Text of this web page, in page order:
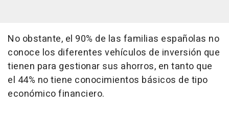
No obstante, el 90% de las familias españolas no
conoce los diferentes vehículos de inversión que
tienen para gestionar sus ahorros, en tanto que
el 44% no tiene conocimientos básicos de tipo
económico financiero.